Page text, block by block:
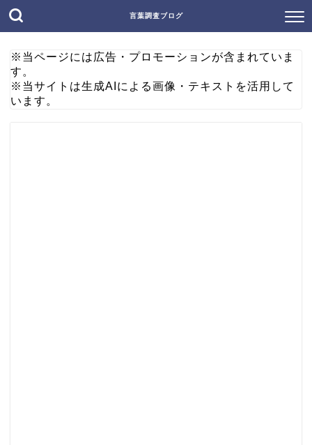
言葉調査ブログ
※当ページには広告・プロモーションが含まれていま
す。
※当サイトは生成AIによる画像・テキストを活用して
います。